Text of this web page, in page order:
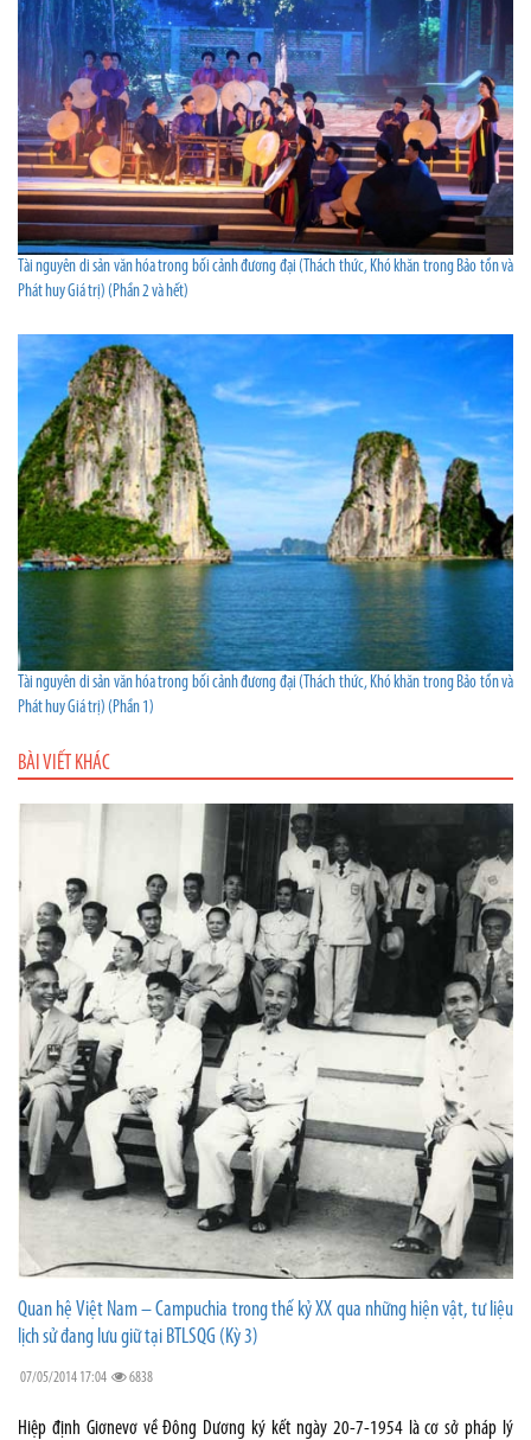
Tài nguyên di sản văn hóa trong bối cảnh đương đại (Thách thức, Khó khăn trong Bảo tồn và
Phát huy Giá trị) (Phần 2 và hết)
Tài nguyên di sản văn hóa trong bối cảnh đương đại (Thách thức, Khó khăn trong Bảo tồn và
Phát huy Giá trị) (Phần 1)
BÀI VIẾT KHÁC
Quan hệ Việt Nam – Campuchia trong thế kỷ XX qua những hiện vật, tư liệu
lịch sử đang lưu giữ tại BTLSQG (Kỳ 3)
07/05/2014 17:04 6838
Hiệp định Giơnevơ về Đông Dương ký kết ngày 20-7-1954 là cơ sở pháp lý